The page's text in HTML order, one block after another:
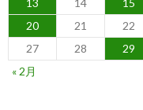
13
14 15
20
21 22
27
28 29
« 2月